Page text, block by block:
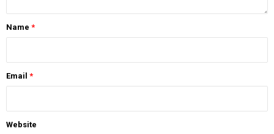
Name *
Email *
Website